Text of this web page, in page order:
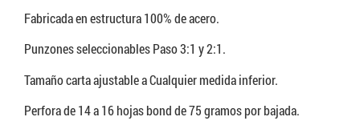
Fabricada en estructura 100% de acero.
Punzones seleccionables Paso 3:1 y 2:1.
Tamaño carta ajustable a Cualquier medida inferior.
Perfora de 14 a 16 hojas bond de 75 gramos por bajada.